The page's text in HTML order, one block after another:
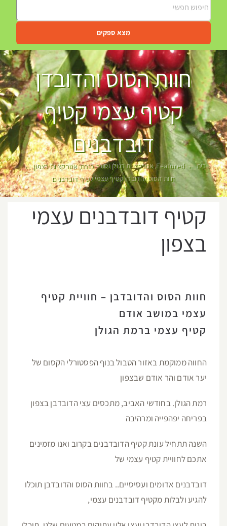
מצא ספקים
חוות הסוס והדובדן
קטיף עצמי קטיף
דובדבנים
בית Featured אטרקציות בגולן וסובב כנרת אטרקציות בצפון
חוות הסוס והדובדן קטיף עצמי קטיף דובדבנים
קטיף דובדבנים עצמי
בצפון
חוות הסוס והדובדבן – חוויית קטיף
עצמי במושב אודם
קטיף עצמי ברמת הגולן
החווה ממוקמת באזור הטבול בנוף הפסטורלי הקסום של
יער אודם והר אודם שבצפון
רמת הגולן. בחודשי האביב, מתכסים עצי הדובדבן בצפון
בפריחה יפהפייה ומרהיבה
השנה תתחיל עונת קטיף הדובדבנים בקרוב ואנו מזמינים
אתכם לחוויית קטיף עצמי של
דובדבנים אדומים ועסיסיים.. בחוות הסוס והדובדבן תוכלו
להגיע ולבלות מקטיף דובדבנים עצמי,